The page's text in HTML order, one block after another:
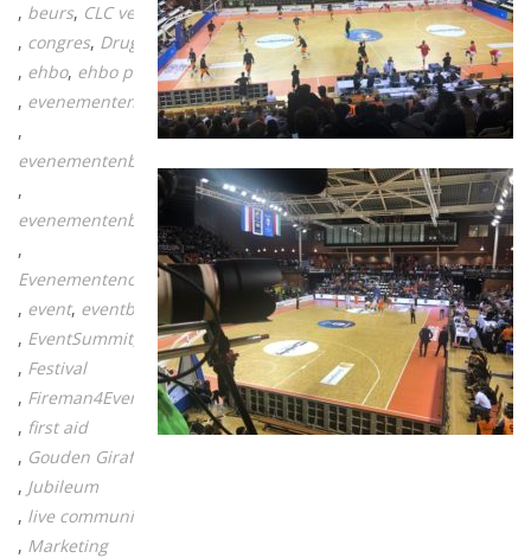
beurs CLC vecta
congres Drugs
ehbo ehbo post
evenementen
evenementenbranche
evenementenbureau
Evenementencontact
event eventbranche
EventSummit
feest
Festival
Fireman4Events
first aid
Gouden Giraffe
Jubileum
live communicatie
Marketing